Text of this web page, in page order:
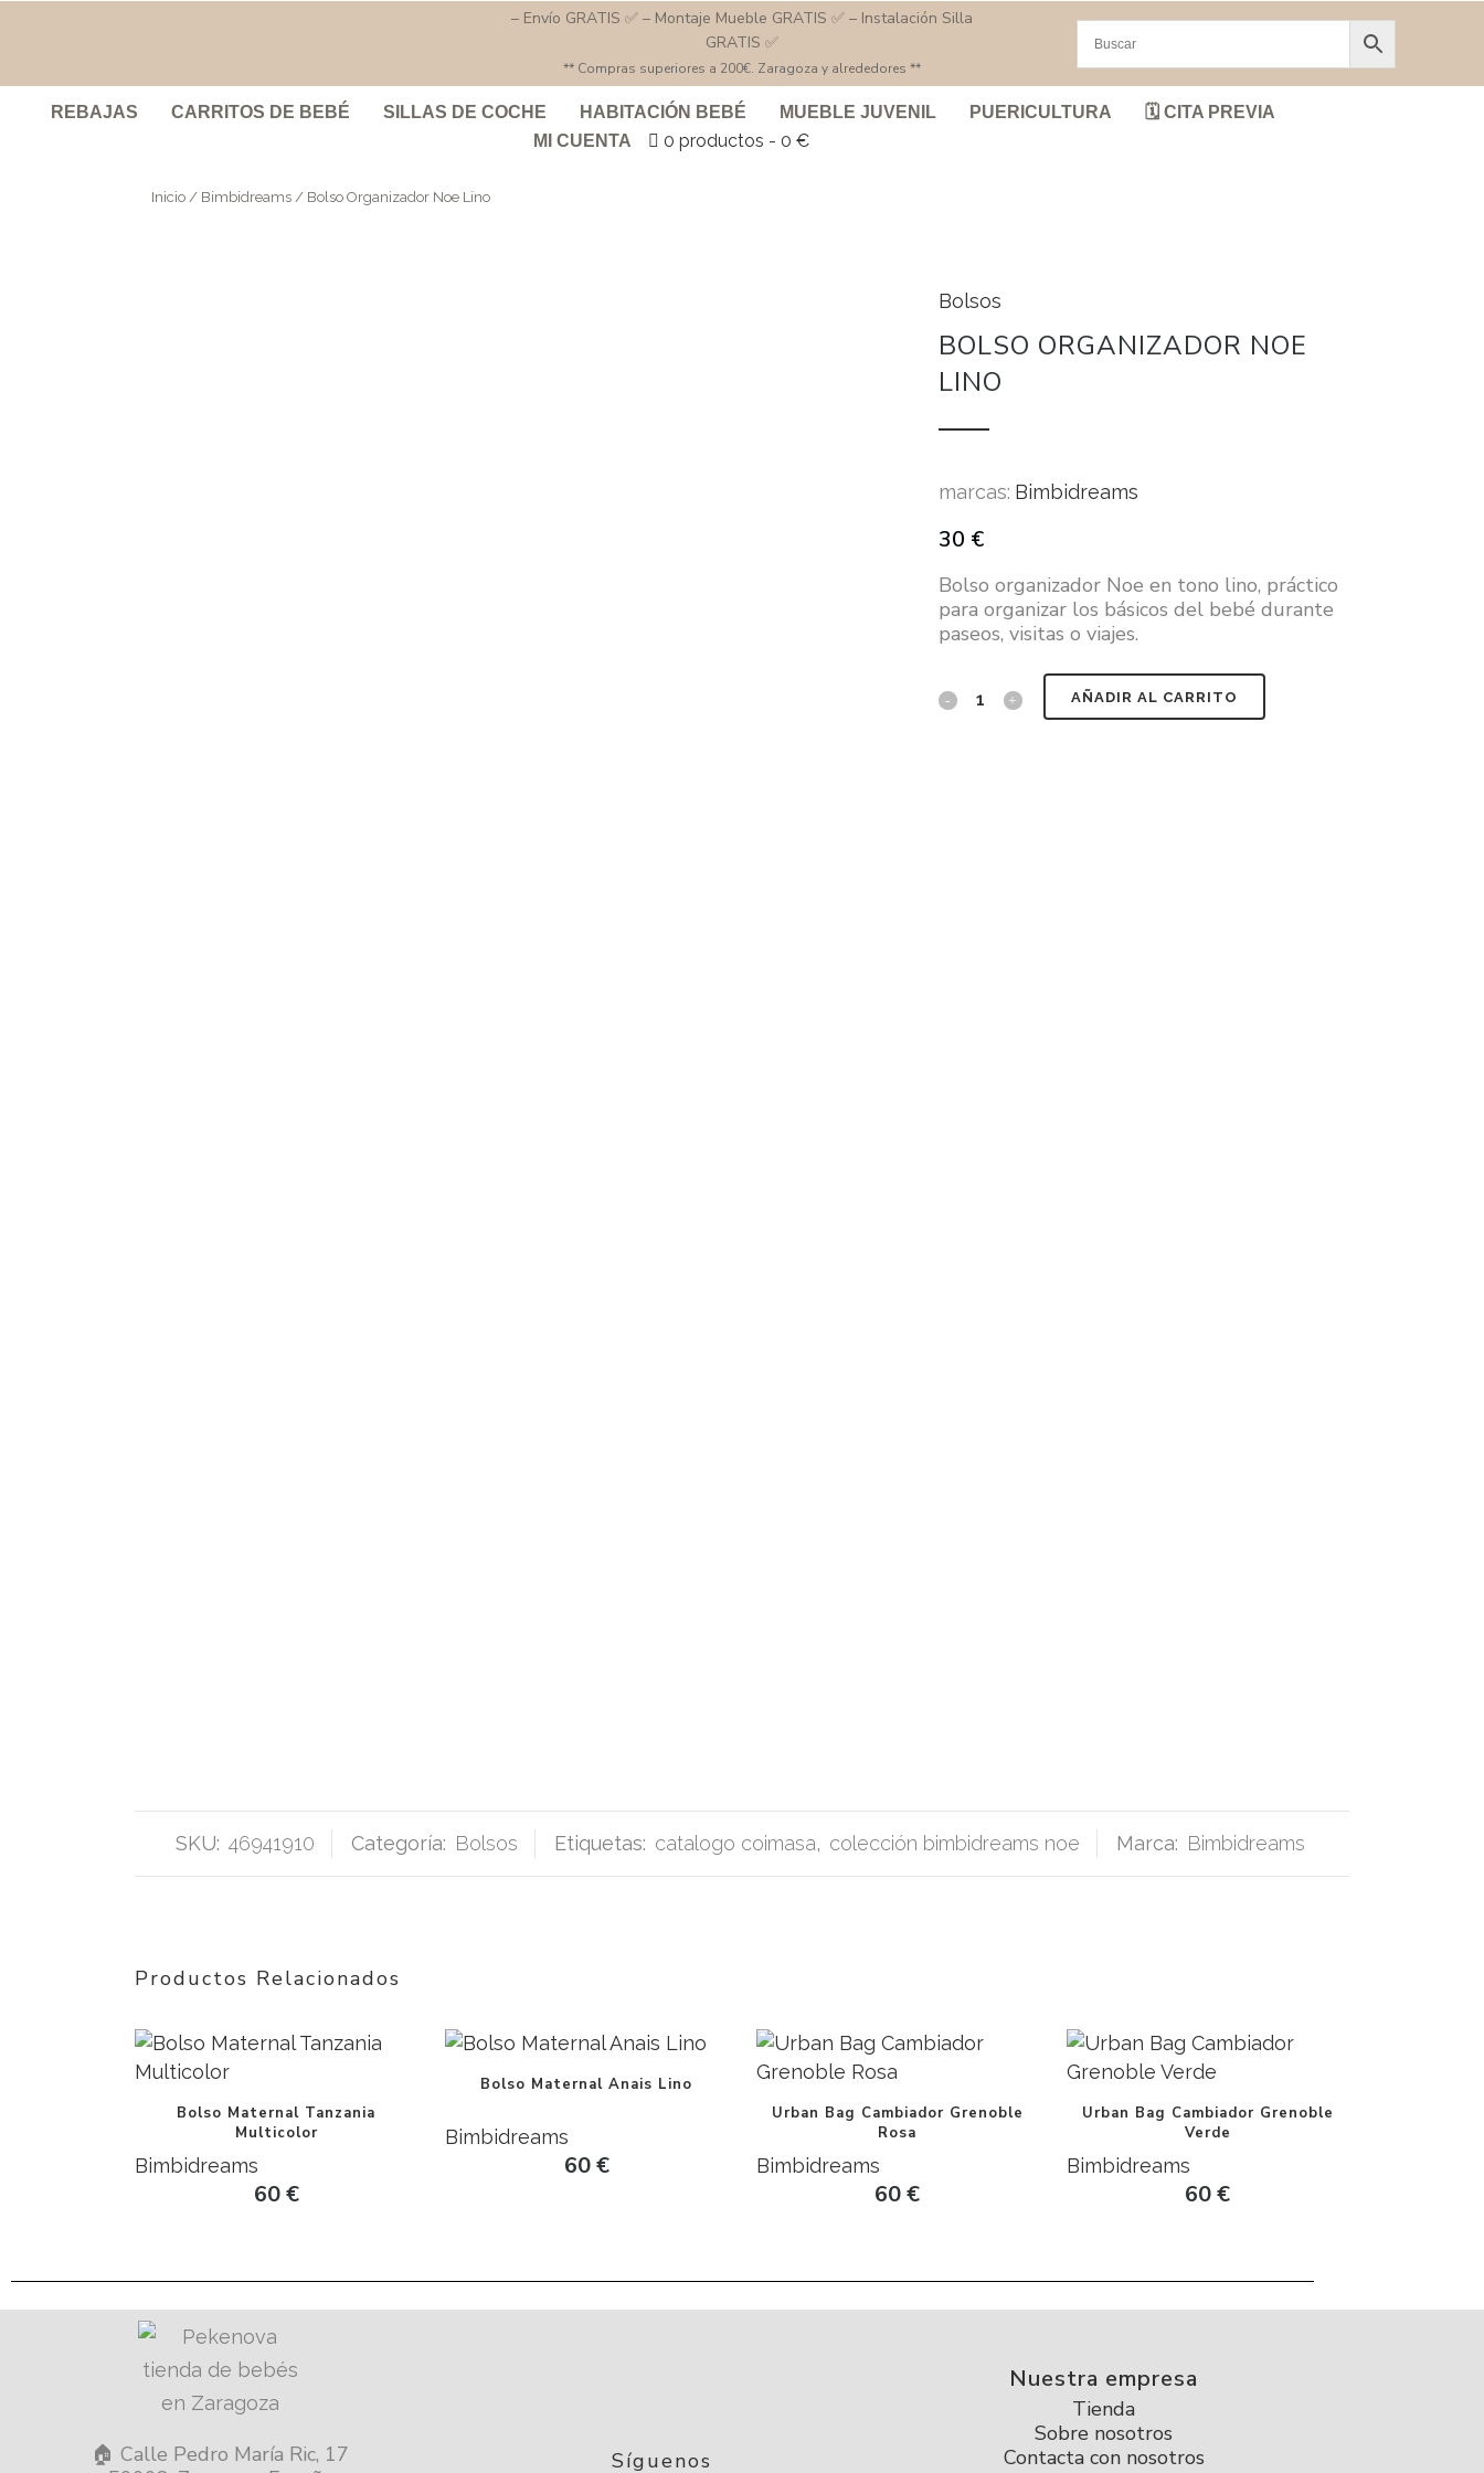
– Envío GRATIS ✅ – Montaje Mueble GRATIS ✅ – Instalación Silla
GRATIS ✅
** Compras superiores a 200€. Zaragoza y alrededores **
REBAJAS CARRITOS DE BEBÉ SILLAS DE COCHE HABITACIÓN BEBÉ MUEBLE JUVENIL PUERICULTURA
🗓️ CITA PREVIA
MI CUENTA
0 productos 0 €
Inicio / Bimbidreams / Bolso Organizador Noe Lino
Bolsos
BOLSO ORGANIZADOR NOE
LINO
marcas: Bimbidreams
30 €
Bolso organizador Noe en tono lino, práctico
para organizar los básicos del bebé durante
paseos, visitas o viajes.
AÑADIR AL CARRITO
SKU: 46941910 Categoría: Bolsos Etiquetas: catalogo coimasa, colección bimbidreams noe Marca: Bimbidreams
Productos Relacionados
Bolso Maternal Tanzania
Multicolor
Bimbidreams
60€
Bolso Maternal Anais Lino
Bimbidreams
60€
Urban Bag Cambiador Grenoble
Rosa
Bimbidreams
60€
Urban Bag Cambiador Grenoble
Verde
Bimbidreams
60€
🏠 Calle Pedro María Ric, 17
Síguenos
Nuestra empresa
Tienda
Sobre nosotros
Contacta con nosotros